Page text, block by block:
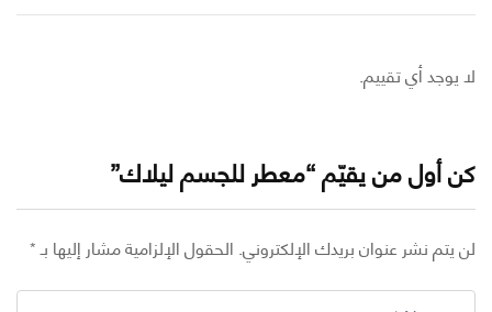
أي تقييم.
من يقيّم “معطر للجسم ليلاك”
نشر عنوان بريدك الإلكتروني.الحقول الإلزامية مشار إليها بـ*